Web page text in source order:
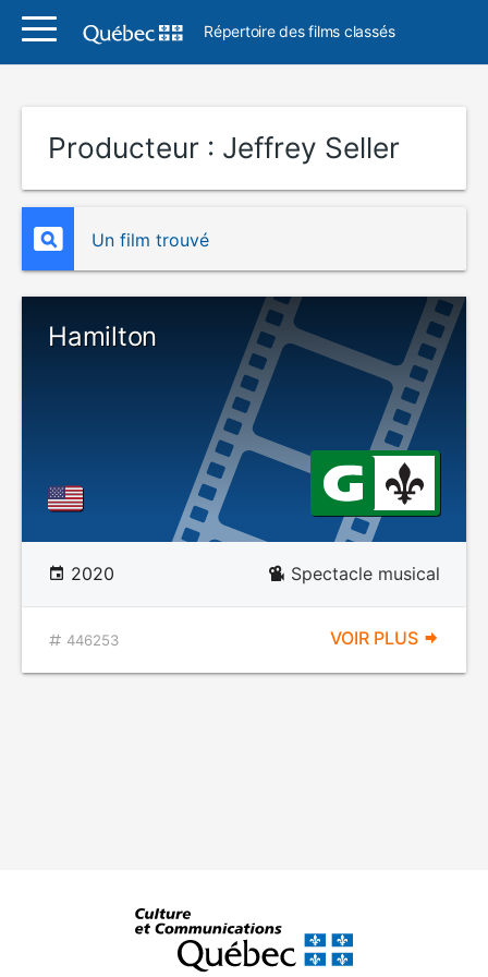
Répertoire des films classés
Producteur : Jeffrey Seller
Un film trouvé
Hamilton
2020 Spectacle musical
446253 VOIR PLUS